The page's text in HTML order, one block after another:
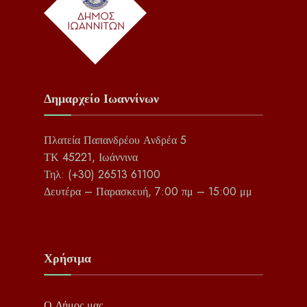
Δημαρχείο Ιωαννίνων
Πλατεία Παπανδρέου Ανδρέα 5
ΤΚ 45221, Ιωάννινα
Τηλ: (+30) 26513 61100
Δευτέρα – Παρασκευή, 7:00 πμ – 15:00 μμ
Χρήσιμα